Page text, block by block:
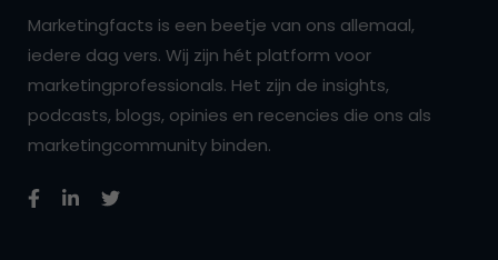
Marketingfacts is een beetje van ons allemaal,
iedere dag vers. Wij zijn hét platform voor
marketingprofessionals. Het zijn de insights,
podcasts, blogs, opinies en recencies die ons als
marketingcommunity binden.